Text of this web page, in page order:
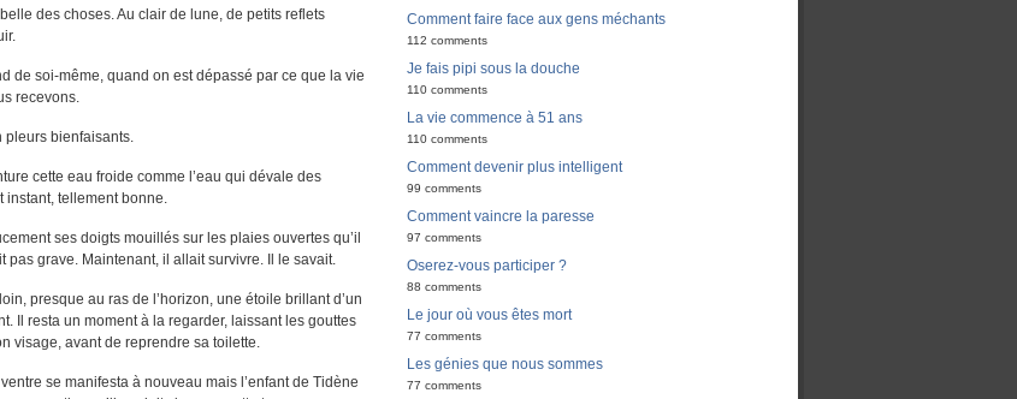
des choses. Au clair de lune, de petits reflets
de soi-même, quand on est dépassé par ce que la vie
recevons.
pleurs bienfaisants.
cette eau froide comme l’eau qui dévale des
instant, tellement bonne.
ses doigts mouillés sur les plaies ouvertes qu’il
pas grave. Maintenant, il allait survivre. Il le savait.
presque au ras de l’horizon, une étoile brillant d’un
Il resta un moment à la regarder, laissant les gouttes
visage, avant de reprendre sa toilette.
se manifesta à nouveau mais l’enfant de Tidène
Comment faire face aux gens méchants
112 comments
Je fais pipi sous la douche
110 comments
La vie commence à 51 ans
110 comments
Comment devenir plus intelligent
99 comments
Comment vaincre la paresse
97 comments
Oserez-vous participer ?
88 comments
Le jour où vous êtes mort
77 comments
Les génies que nous sommes
77 comments